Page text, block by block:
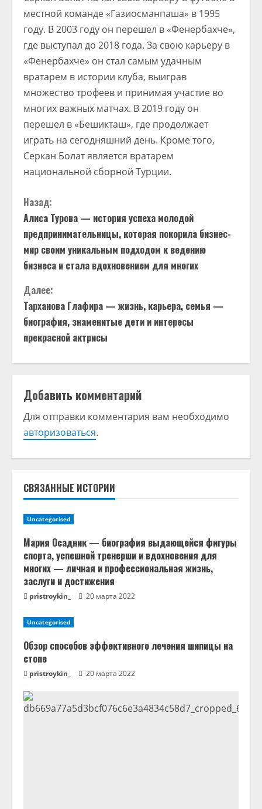
местной команде «Газиосманпаша» в 1995
году. В 2003 году он перешел в «Фенербахче»,
где выступал до 2018 года. За свою карьеру в
«Фенербахче» он стал самым удачным
вратарем в истории клуба, выиграв
множество трофеев и принимая участие во
многих важных матчах. В 2019 году он
перешел в «Бешикташ», где продолжает
играть на сегодняшний день. Кроме того,
Серкан Болат является вратарем
национальной сборной Турции.
П
р
о
д
о
л
т
ь
ч
т
е
н
и
е
Назад:
Алиса Турова — история успеха молодой
предпринимательницы, которая покорила бизнес-
мир своим уникальным подходом к ведению
бизнеса и стала вдохновением для многих
Далее:
Тарханова Глафира — жизнь, карьера, семья —
биография, знаменитые дети и интересы
прекрасной актрисы
Добавить комментарий
Для отправки комментария вам необходимо
авторизоваться.
СВЯЗАННЫЕ ИСТОРИИ
Uncategorised
Мария Осадник — биография выдающейся фигуры
спорта, успешной тренерши и вдохновения для
многих — личная и профессиональная жизнь,
заслуги и достижения
pristroykin_ 20 марта 2022
Uncategorised
Обзор способов эффективного лечения шипицы на
стопе
pristroykin_ 20 марта 2022